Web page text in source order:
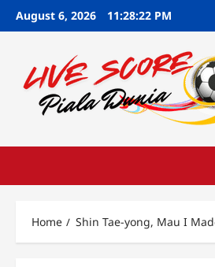
SkipAugust 6, 2026 11:28:23 PM
Home Shin Tae-yong, Mau I